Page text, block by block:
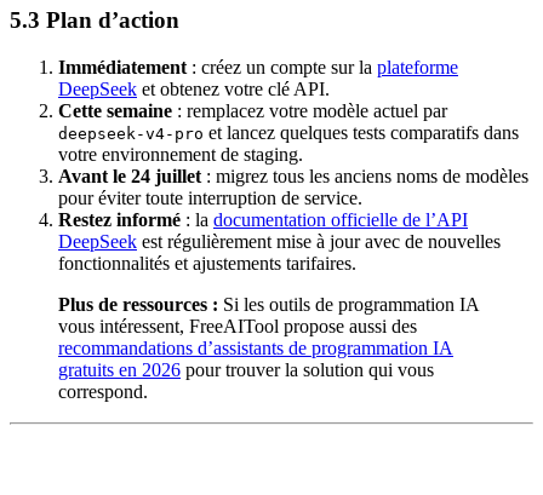
5.3 Plan d’action
Immédiatement : créez un compte sur la plateforme
DeepSeek et obtenez votre clé API.
Cette semaine : remplacez votre modèle actuel par
deepseek-v4-pro et lancez quelques tests comparatifs dans
votre environnement de staging.
Avant le 24 juillet : migrez tous les anciens noms de modèles
pour éviter toute interruption de service.
Restez informé : la documentation officielle de l’API
DeepSeek est régulièrement mise à jour avec de nouvelles
fonctionnalités et ajustements tarifaires.
Plus de ressources : Si les outils de programmation IA
vous intéressent, FreeAITool propose aussi des
recommandations d’assistants de programmation IA
gratuits en 2026 pour trouver la solution qui vous
correspond.